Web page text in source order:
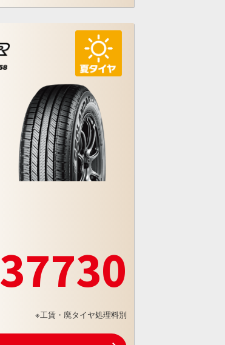
37730
※工賃・廃タイヤ処理料別